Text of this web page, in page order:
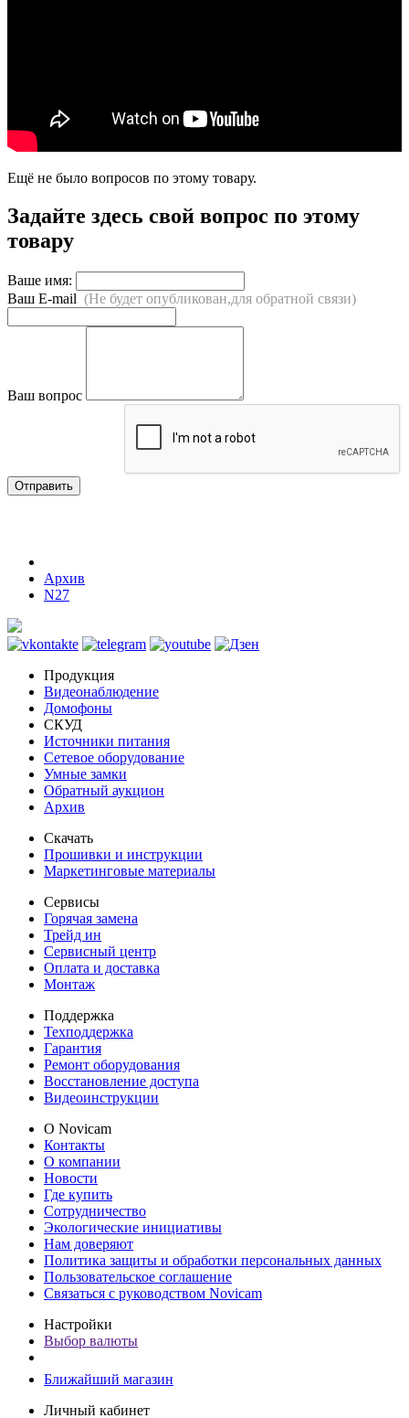
Ещё не было вопросов по этому товару.
Задайте здесь свой вопрос по этому
товару
Ваше имя:
Ваш E-mail (Не будет опубликован,для обратной связи)
Ваш вопрос
Отправить
Архив
N27
Продукция
Видеонаблюдение
Домофоны
СКУД
Источники питания
Сетевое оборудование
Умные замки
Обратный аукцион
Архив
Скачать
Прошивки и инструкции
Маркетинговые материалы
Сервисы
Горячая замена
Трейд ин
Сервисный центр
Оплата и доставка
Монтаж
Поддержка
Техподдержка
Гарантия
Ремонт оборудования
Восстановление доступа
Видеоинструкции
О Novicam
Контакты
О компании
Новости
Где купить
Сотрудничество
Экологические инициативы
Нам доверяют
Политика защиты и обработки персональных данных
Пользовательское соглашение
Связаться с руководством Novicam
Настройки
Выбор валюты
Ближайший магазин
Личный кабинет